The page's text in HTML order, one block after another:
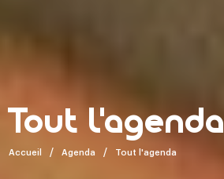
Tout l'agenda
Accueil Agenda Tout l'agenda